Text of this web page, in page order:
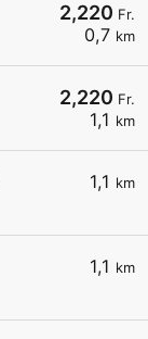
2,220 Fr.
0,7 km
2,220 Fr.
1,1 km
1,1 km
1,1 km